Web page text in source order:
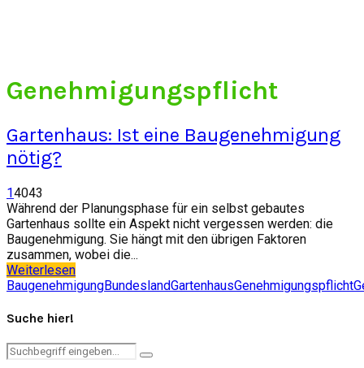
Genehmigungspflicht
Gartenhaus: Ist eine Baugenehmigung
nötig?
14043
Während der Planungsphase für ein selbst gebautes
Gartenhaus sollte ein Aspekt nicht vergessen werden: die
Baugenehmigung. Sie hängt mit den übrigen Faktoren
zusammen, wobei die...
Weiterlesen
BaugenehmigungBundeslandGartenhausGenehmigungspflicht
Suche hier!
Search
Search